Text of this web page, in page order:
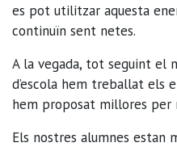
es pot utilitzar aquesta
continuïn sent netes.
A la vegada, tot seguint el
d’escola hem treballat els
hem proposat millores
Els nostres alumnes estan